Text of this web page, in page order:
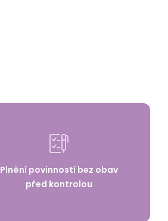
Plnění povinností bez obav
před kontrolou